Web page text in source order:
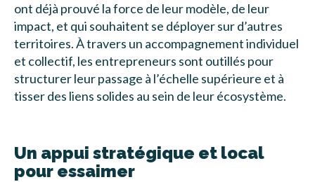
ont déjà prouvé la force de leur modèle, de leur
impact, et qui souhaitent se déployer sur d’autres
territoires. À travers un accompagnement individuel
et collectif, les entrepreneurs sont outillés pour
structurer leur passage à l’échelle supérieure et à
tisser des liens solides au sein de leur écosystème.
Un appui stratégique et local
pour essaimer